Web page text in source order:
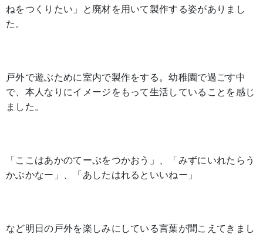
ねをつくりたい」と廃材を用いて製作する姿がありまし
た。
戸外で遊ぶために室内で製作をする。幼稚園で過ごす中
で、本人なりにイメージをもって生活していることを感じ
ました。
「ここはあかのてーぷをつかおう」、「みずにいれたらう
かぶかなー」、「あしたはれるといいねー」
など明日の戸外を楽しみにしている言葉が聞こえてきまし